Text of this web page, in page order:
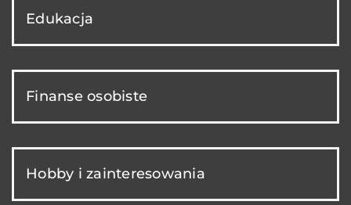
Edukacja
Finanse osobiste
Hobby i zainteresowania